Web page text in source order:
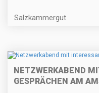
Salzkammergut
NETZWERKABEND
GESPRÄCHEN AM